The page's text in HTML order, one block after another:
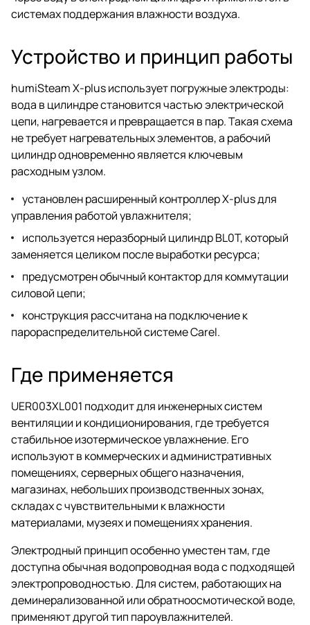
системах поддержания влажности воздуха.
Устройство и принцип работы
humiSteam X-plus использует погружные электроды:
вода в цилиндре становится частью электрической
цепи, нагревается и превращается в пар. Такая схема
не требует нагревательных элементов, а рабочий
цилиндр одновременно является ключевым
расходным узлом.
установлен расширенный контроллер X-plus для
управления работой увлажнителя;
используется неразборный цилиндр BL0T, который
заменяется целиком после выработки ресурса;
предусмотрен обычный контактор для коммутации
силовой цепи;
конструкция рассчитана на подключение к
парораспределительной системе Carel.
Где применяется
UER003XL001 подходит для инженерных систем
вентиляции и кондиционирования, где требуется
стабильное изотермическое увлажнение. Его
используют в коммерческих и административных
помещениях, серверных общего назначения,
магазинах, небольших производственных зонах,
складах с чувствительными к влажности
материалами, музеях и помещениях хранения.
Электродный принцип особенно уместен там, где
доступна обычная водопроводная вода с подходящей
электропроводностью. Для систем, работающих на
деминерализованной или обратноосмотической воде,
применяют другой тип пароувлажнителей.